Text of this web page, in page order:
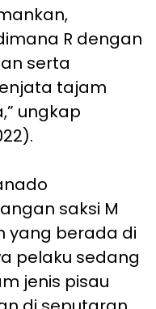
R dengan
serta
tajam
ungkap
saksi M
yang berada di
pelaku sedang
jenis pisau